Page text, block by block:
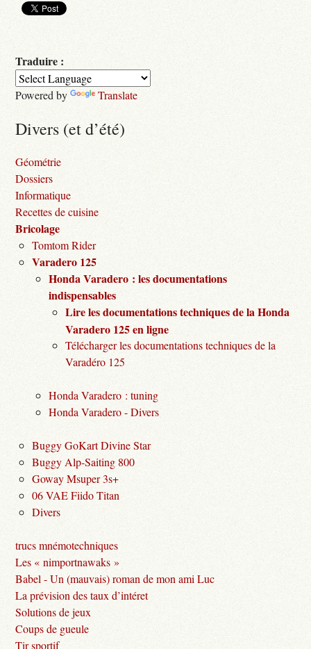
Traduire :
Powered by Translate
Divers (et d’été)
Géométrie
Dossiers
Informatique
Recettes de cuisine
Bricolage
Tomtom Rider
Varadero 125
Honda Varadero : les documentations
indispensables
Lire les documentations techniques de la Honda
Varadero 125 en ligne
Télécharger les documentations techniques de la
Varadéro 125
Honda Varadero : tuning
Honda Varadero - Divers
Buggy GoKart Divine Star
Buggy Alp-Saiting 800
Goway Msuper 3s+
06 VAE Fiido Titan
Divers
trucs mnémotechniques
Les « nimportnawaks »
Babel - Un (mauvais) roman de mon ami Luc
La prévision des taux d’intéret
Solutions de jeux
Coups de gueule
Tir sportif